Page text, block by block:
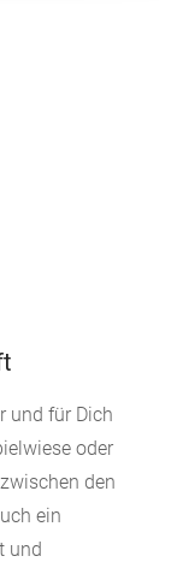
und für Dich
oder
den
ein
und